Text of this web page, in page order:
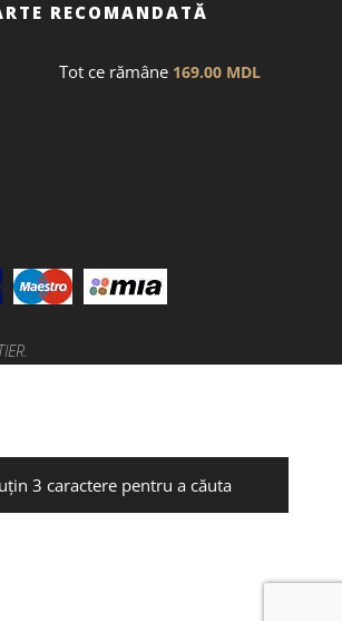
RECOMANDATĂ
Tot ce rămâne 169.00 MDL